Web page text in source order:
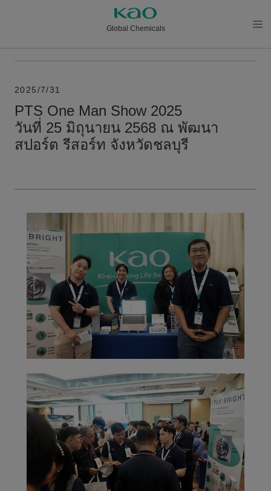
Global Chemicals
ュー
2025/7/31
PTS One Man Show 2025
วันที่ 25 มิถุนายน 2568 ณ พัฒนา
สปอร์ต รีสอร์ท จังหวัดชลบุรี